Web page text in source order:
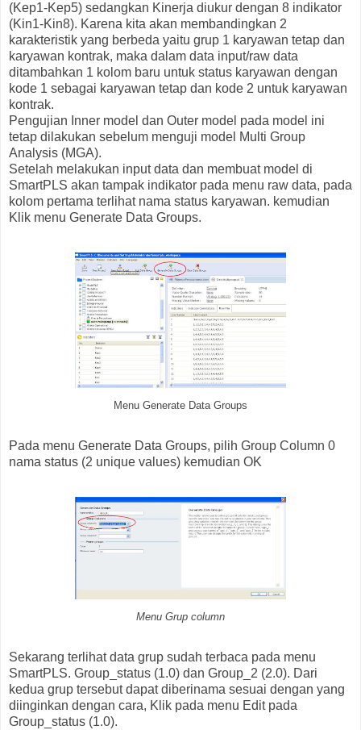
(Kep1-Kep5) sedangkan Kinerja diukur dengan 8 indikator
(Kin1-Kin8). Karena kita akan membandingkan 2
karakteristik yang berbeda yaitu grup 1 karyawan tetap dan
karyawan kontrak, maka dalam data input/raw data
ditambahkan 1 kolom baru untuk status karyawan dengan
kode 1 sebagai karyawan tetap dan kode 2 untuk karyawan
kontrak.
Pengujian Inner model dan Outer model pada model ini
tetap dilakukan sebelum menguji model Multi Group
Analysis (MGA).
Setelah melakukan input data dan membuat model di
SmartPLS akan tampak indikator pada menu raw data, pada
kolom pertama terlihat nama status karyawan. kemudian
Klik menu Generate Data Groups.
Menu Generate Data Groups
Pada menu Generate Data Groups, pilih Group Column 0
nama status (2 unique values) kemudian OK
Menu Grup column
Sekarang terlihat data grup sudah terbaca pada menu
SmartPLS. Group_status (1.0) dan Group_2 (2.0). Dari
kedua grup tersebut dapat diberinama sesuai dengan yang
diinginkan dengan cara, Klik pada menu Edit pada
Group_status (1.0).